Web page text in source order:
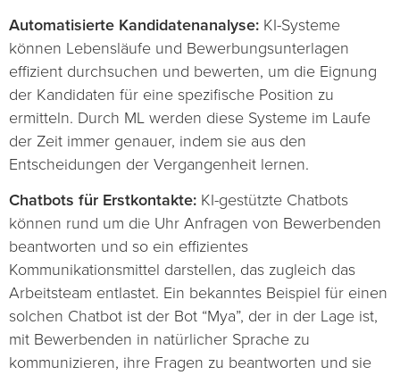
Automatisierte Kandidatenanalyse: KI-Systeme
können Lebensläufe und Bewerbungsunterlagen
effizient durchsuchen und bewerten, um die Eignung
der Kandidaten für eine spezifische Position zu
ermitteln. Durch ML werden diese Systeme im Laufe
der Zeit immer genauer, indem sie aus den
Entscheidungen der Vergangenheit lernen.
Chatbots für Erstkontakte: KI-gestützte Chatbots
können rund um die Uhr Anfragen von Bewerbenden
beantworten und so ein effizientes
Kommunikationsmittel darstellen, das zugleich das
Arbeitsteam entlastet. Ein bekanntes Beispiel für einen
solchen Chatbot ist der Bot “Mya”, der in der Lage ist,
mit Bewerbenden in natürlicher Sprache zu
kommunizieren, ihre Fragen zu beantworten und sie